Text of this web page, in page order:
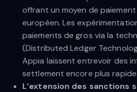
offrant un moyen de
européen. Les
paiements de gros via la
(Distributed Ledger
Appia laissent entrevoir des
settlement encore plus
L’extension des sanctions